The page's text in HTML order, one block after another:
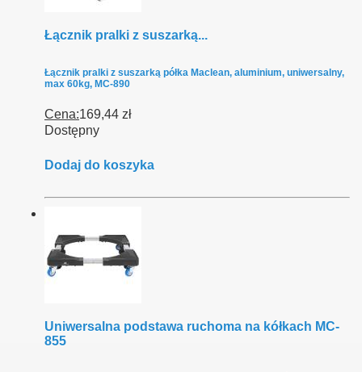
Łącznik pralki z suszarką...
Łącznik pralki z suszarką półka Maclean, aluminium, uniwersalny,
max 60kg, MC-890
Cena:169,44 zł
Dostępny
Dodaj do koszyka
Uniwersalna podstawa ruchoma na kółkach MC-
855